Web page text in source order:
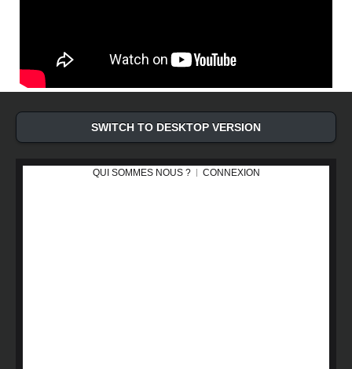
SWITCH TO DESKTOP VERSION
QUI SOMMES NOUS ? CONNEXION